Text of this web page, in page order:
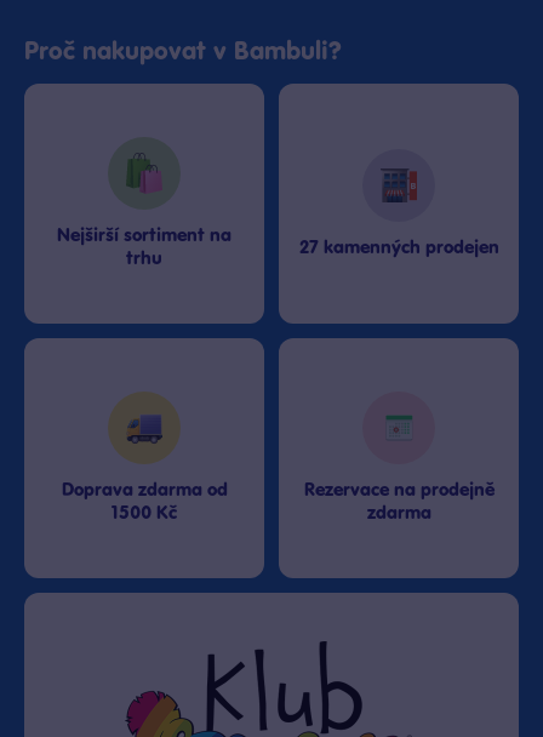
Proč nakupovat v Bambuli?
Nejširší sortiment na
trhu
27 kamenných prodejen
Doprava zdarma od
1500 Kč
Rezervace na prodejně
zdarma